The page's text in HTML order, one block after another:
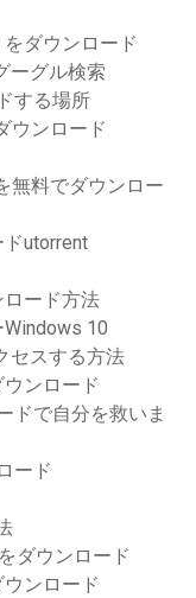
ダウンロード
ーグル検索
する場所
ウンロード
無料でダウンロー
utorrent
ード方法
10
セスする方法
ンロード
ドで自分を救いま
ード
ダウンロード
ンロード